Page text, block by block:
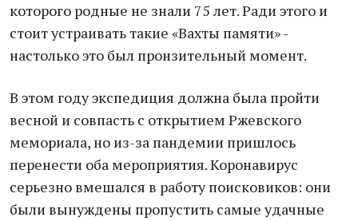
которого родные не знали 75 лет. Ради этого и
стоит устраивать такие «Вахты памяти» -
настолько это был пронзительный момент.
В этом году экспедиция должна была пройти
весной и совпасть с открытием Ржевского
мемориала, но из-за пандемии пришлось
перенести оба мероприятия. Коронавирус
серьезно вмешался в работу поисковиков: они
были вынуждены пропустить самые удачные